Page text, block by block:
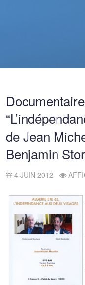
de Jean
Benjamin
4 JUIN 2012